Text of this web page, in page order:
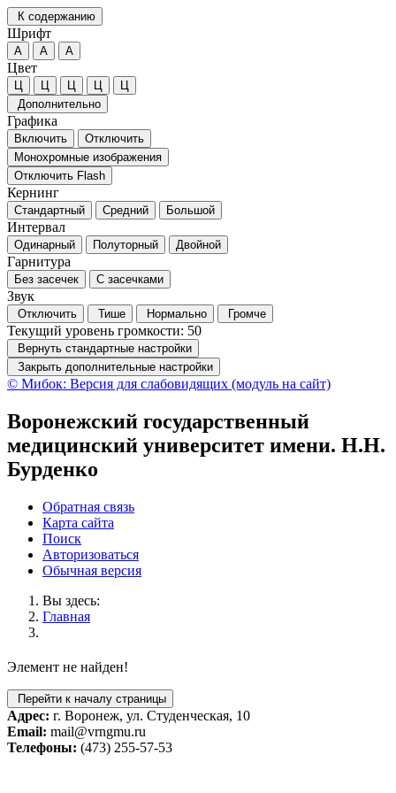
К содержанию
Шрифт
А А А
Цвет
Ц Ц Ц Ц
Ц
Дополнительно
Графика
Включить
Отключить
Монохромные изображения
Отключить Flash
Кернинг
Стандартный Средний Большой
Интервал
Одинарный Полуторный Двойной
Гарнитура
Без засечек С засечками
Звук
Отключить Тише Нормально Громче
Текущий уровень громкости: 50
Вернуть стандартные настройки
Закрыть дополнительные настройки
© Мибок: Версия для слабовидящих (модуль на сайт)
Воронежский государственный
медицинский университет имени. Н.Н.
Бурденко
Обратная связь
Карта сайта
Поиск
Авторизоваться
Обычная версия
Вы здесь:
Главная
Элемент не найден!
Перейти к началу страницы
Адрес: г. Воронеж, ул. Студенческая, 10
Email: mail@vrngmu.ru
Телефоны: (473) 255-57-53